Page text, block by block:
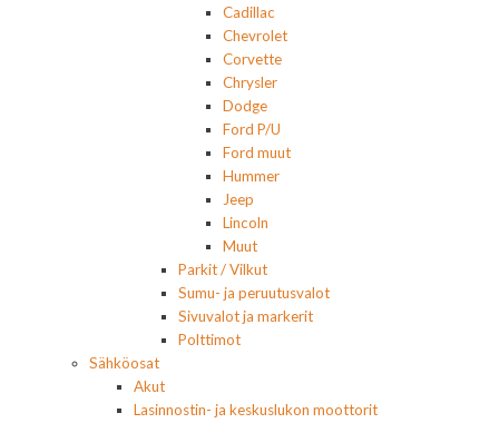
Cadillac
Chevrolet
Corvette
Chrysler
Dodge
Ford P/U
Ford muut
Hummer
Jeep
Lincoln
Muut
Parkit / Vilkut
Sumu- ja peruutusvalot
Sivuvalot ja markerit
Polttimot
Sähköosat
Akut
Lasinnostin- ja keskuslukon moottorit